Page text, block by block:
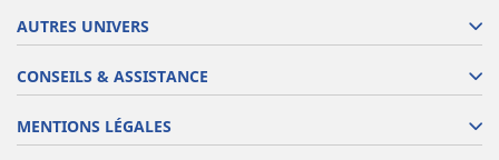
AUTRES UNIVERS
CONSEILS & ASSISTANCE
MENTIONS LÉGALES